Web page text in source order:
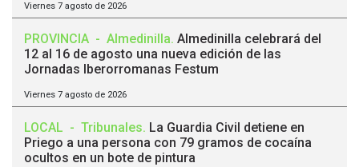
Viernes 7 agosto de 2026
PROVINCIA - Almedinilla. Almedinilla celebrará del
12 al 16 de agosto una nueva edición de las
Jornadas Iberorromanas Festum
Viernes 7 agosto de 2026
LOCAL - Tribunales. La Guardia Civil detiene en
Priego a una persona con 79 gramos de cocaína
ocultos en un bote de pintura